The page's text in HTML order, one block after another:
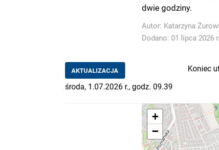
dwie godziny.
Autor: Katarzyna
Dodano: 01 lipca 2026
AKTUALIZACJA
środa, 1.07.2026 r., godz. 09.39
Koniec
+
−